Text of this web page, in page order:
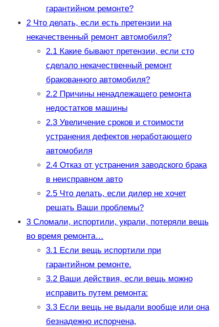
гарантийном ремонте?
2Что делать, если есть претензии на
некачественный ремонт автомобиля?
2.1Какие бывают претензии, если сто
сделало некачественный ремонт
бракованного автомобиля?
2.2Причины ненадлежащего ремонта
недостатков машины
2.3Увеличение сроков и стоимости
устранения дефектов неработающего
автомобиля
2.4Отказ от устранения заводского брака
в неисправном авто
2.5Что делать, если дилер не хочет
решать Ваши проблемы?
3Сломали, испортили, украли, потеряли вещь
во время ремонта…
3.1Если вещь испортили при
гарантийном ремонте.
3.2Ваши действия, если вещь можно
исправить путем ремонта:
3.3Если вещь не выдали вообще или она
безнадежно испорчена,